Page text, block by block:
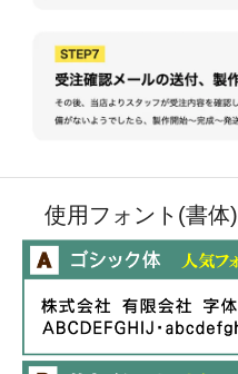
使用フォント(書体)